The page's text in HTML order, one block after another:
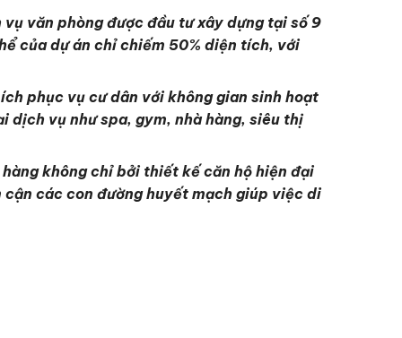
văn phòng được đầu tư xây dựng tại số 9
của dự án chỉ chiếm 50% diện tích, với
phục vụ cư dân với không gian sinh hoạt
dịch vụ như spa, gym, nhà hàng, siêu thị
không chỉ bởi thiết kế căn hộ hiện đại
các con đường huyết mạch giúp việc di